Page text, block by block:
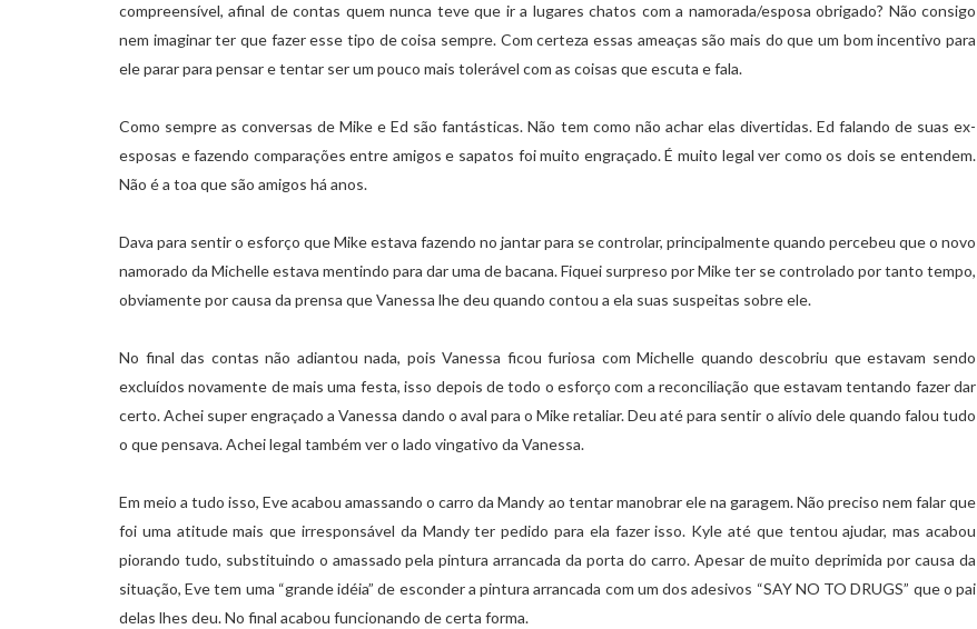
compreensível, afinal de contas quem nunca teve que ir a lugares chatos com a namorada/esposa obrigado? Não consigo
nem imaginar ter que fazer esse tipo de coisa sempre. Com certeza essas ameaças são mais do que um bom incentivo para
ele parar para pensar e tentar ser um pouco mais tolerável com as coisas que escuta e fala.
Como sempre as conversas de Mike e Ed são fantásticas. Não tem como não achar elas divertidas. Ed falando de suas ex-
esposas e fazendo comparações entre amigos e sapatos foi muito engraçado. É muito legal ver como os dois se entendem.
Não é a toa que são amigos há anos.
Dava para sentir o esforço que Mike estava fazendo no jantar para se controlar, principalmente quando percebeu que o novo
namorado da Michelle estava mentindo para dar uma de bacana. Fiquei surpreso por Mike ter se controlado por tanto tempo,
obviamente por causa da prensa que Vanessa lhe deu quando contou a ela suas suspeitas sobre ele.
No final das contas não adiantou nada, pois Vanessa ficou furiosa com Michelle quando descobriu que estavam sendo
excluídos novamente de mais uma festa, isso depois de todo o esforço com a reconciliação que estavam tentando fazer dar
certo. Achei super engraçado a Vanessa dando o aval para o Mike retaliar. Deu até para sentir o alívio dele quando falou tudo
o que pensava. Achei legal também ver o lado vingativo da Vanessa.
Em meio a tudo isso, Eve acabou amassando o carro da Mandy ao tentar manobrar ele na garagem. Não preciso nem falar que
foi uma atitude mais que irresponsável da Mandy ter pedido para ela fazer isso. Kyle até que tentou ajudar, mas acabou
piorando tudo, substituindo o amassado pela pintura arrancada da porta do carro. Apesar de muito deprimida por causa da
situação, Eve tem uma “grande idéia” de esconder a pintura arrancada com um dos adesivos “SAY NO TO DRUGS” que o pai
delas lhes deu. No final acabou funcionando de certa forma.